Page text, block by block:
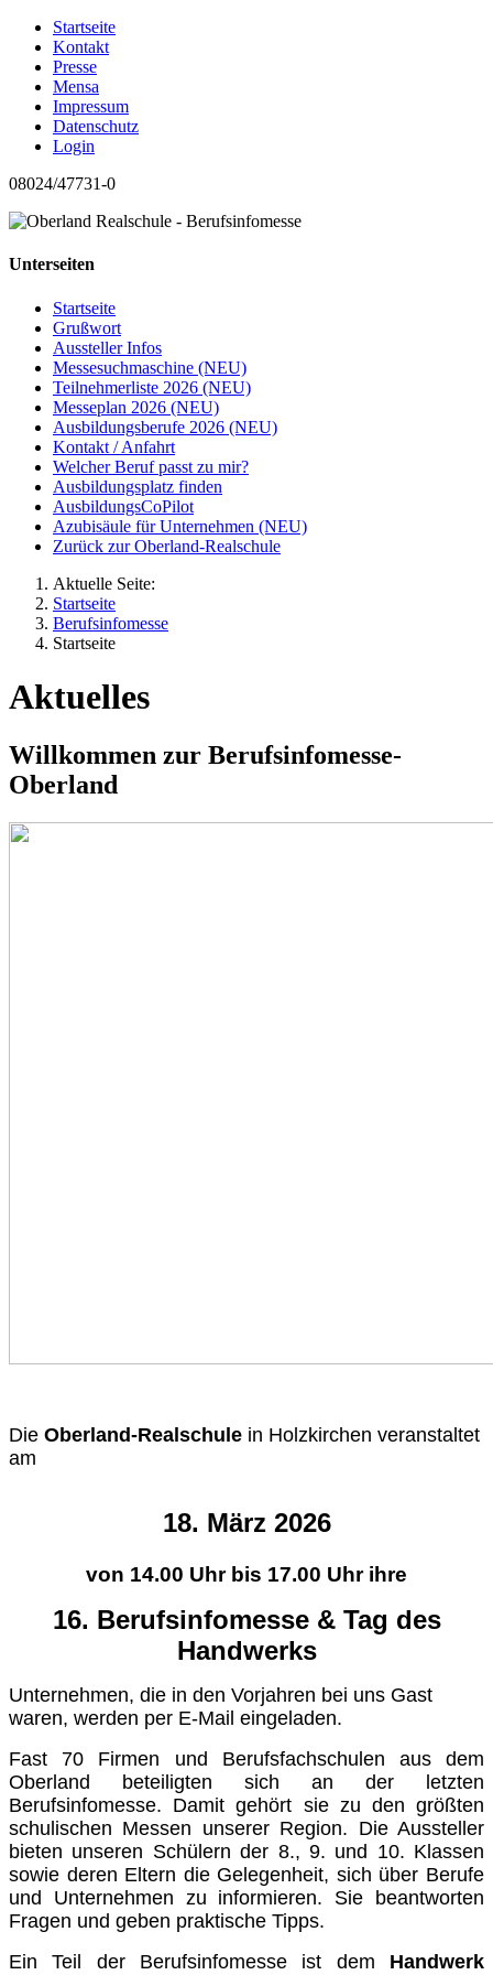
Startseite
Kontakt
Presse
Mensa
Impressum
Datenschutz
Login
08024/47731-0
Unterseiten
Startseite
Grußwort
Aussteller Infos
Messesuchmaschine (NEU)
Teilnehmerliste 2026 (NEU)
Messeplan 2026 (NEU)
Ausbildungsberufe 2026 (NEU)
Kontakt / Anfahrt
Welcher Beruf passt zu mir?
Ausbildungsplatz finden
AusbildungsCoPilot
Azubisäule für Unternehmen (NEU)
Zurück zur Oberland-Realschule
Aktuelle Seite:
Startseite
Berufsinfomesse
Startseite
Aktuelles
Willkommen zur Berufsinfomesse-
Oberland
Die Oberland-Realschule in Holzkirchen veranstaltet
am
18. März 2026
von 14.00 Uhr bis 17.00 Uhr ihre
16. Berufsinfomesse & Tag des
Handwerks
Unternehmen, die in den Vorjahren bei uns Gast
waren, werden per E-Mail eingeladen.
Fast 70 Firmen und Berufsfachschulen aus dem
Oberland beteiligten sich an der letzten
Berufsinfomesse. Damit gehört sie zu den größten
schulischen Messen unserer Region. Die Aussteller
bieten unseren Schülern der 8., 9. und 10. Klassen
sowie deren Eltern die Gelegenheit, sich über Berufe
und Unternehmen zu informieren. Sie beantworten
Fragen und geben praktische Tipps.
Ein Teil der Berufsinfomesse ist dem Handwerk